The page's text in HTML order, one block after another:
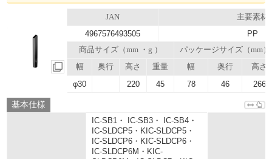
JAN 主要素材
4967576493505 PP
商品サイズ（mm ・g ）
パッケージサイズ（mm）
幅
奥行 高さ 重量 幅 奥行 高さ
φ30 220 45 78 46 266
基本仕様
IC-SB1・ IC-SB3・ IC-SB4・
IC-SLDCP5・KIC-SLDCP5・
IC-SLDCP6・KIC-SLDCP6・
IC-SLDCP6M・KIC-